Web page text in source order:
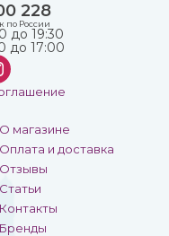
О магазине
Оплата и доставка
Отзывы
Статьи
Контакты
Бренды
228
по России
до 19:30
до 17:00